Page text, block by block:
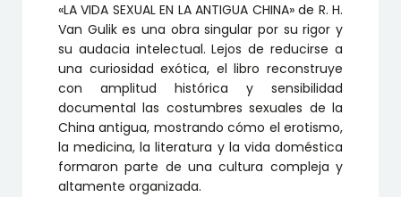
«LA VIDA SEXUAL EN LA ANTIGUA CHINA» de R. H.
Van Gulik es una obra singular por su rigor y
su audacia intelectual. Lejos de reducirse a
una curiosidad exótica, el libro reconstruye
con amplitud histórica y sensibilidad
documental las costumbres sexuales de la
China antigua, mostrando cómo el erotismo,
la medicina, la literatura y la vida doméstica
formaron parte de una cultura compleja y
altamente organizada.